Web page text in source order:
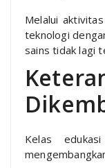
Melalui
teknologi
sains tidak lagi
Kelas